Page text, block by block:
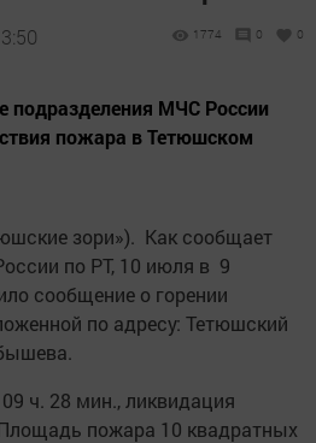
1774 0 0
подразделения МЧС России
пожара в Тетюшском
зори»). Как сообщает
по РТ, 10 июля в 9
сообщение о горении
по адресу: Тетюшский
ч. 28 мин., ликвидация
пожара 10 квадратных